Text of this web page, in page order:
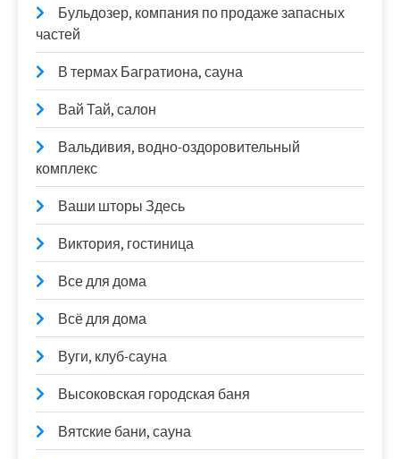
Бульдозер, компания по продаже запасных
частей
В термах Багратиона, сауна
Вай Тай, салон
Вальдивия, водно-оздоровительный
комплекс
Ваши шторы Здесь
Виктория, гостиница
Все для дома
Всё для дома
Вуги, клуб-сауна
Высоковская городская баня
Вятские бани, сауна